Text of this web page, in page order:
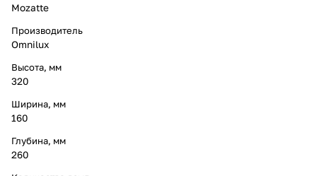
Mozatte
Производитель
Omnilux
Высота, мм
320
Ширина, мм
160
Глубина, мм
260